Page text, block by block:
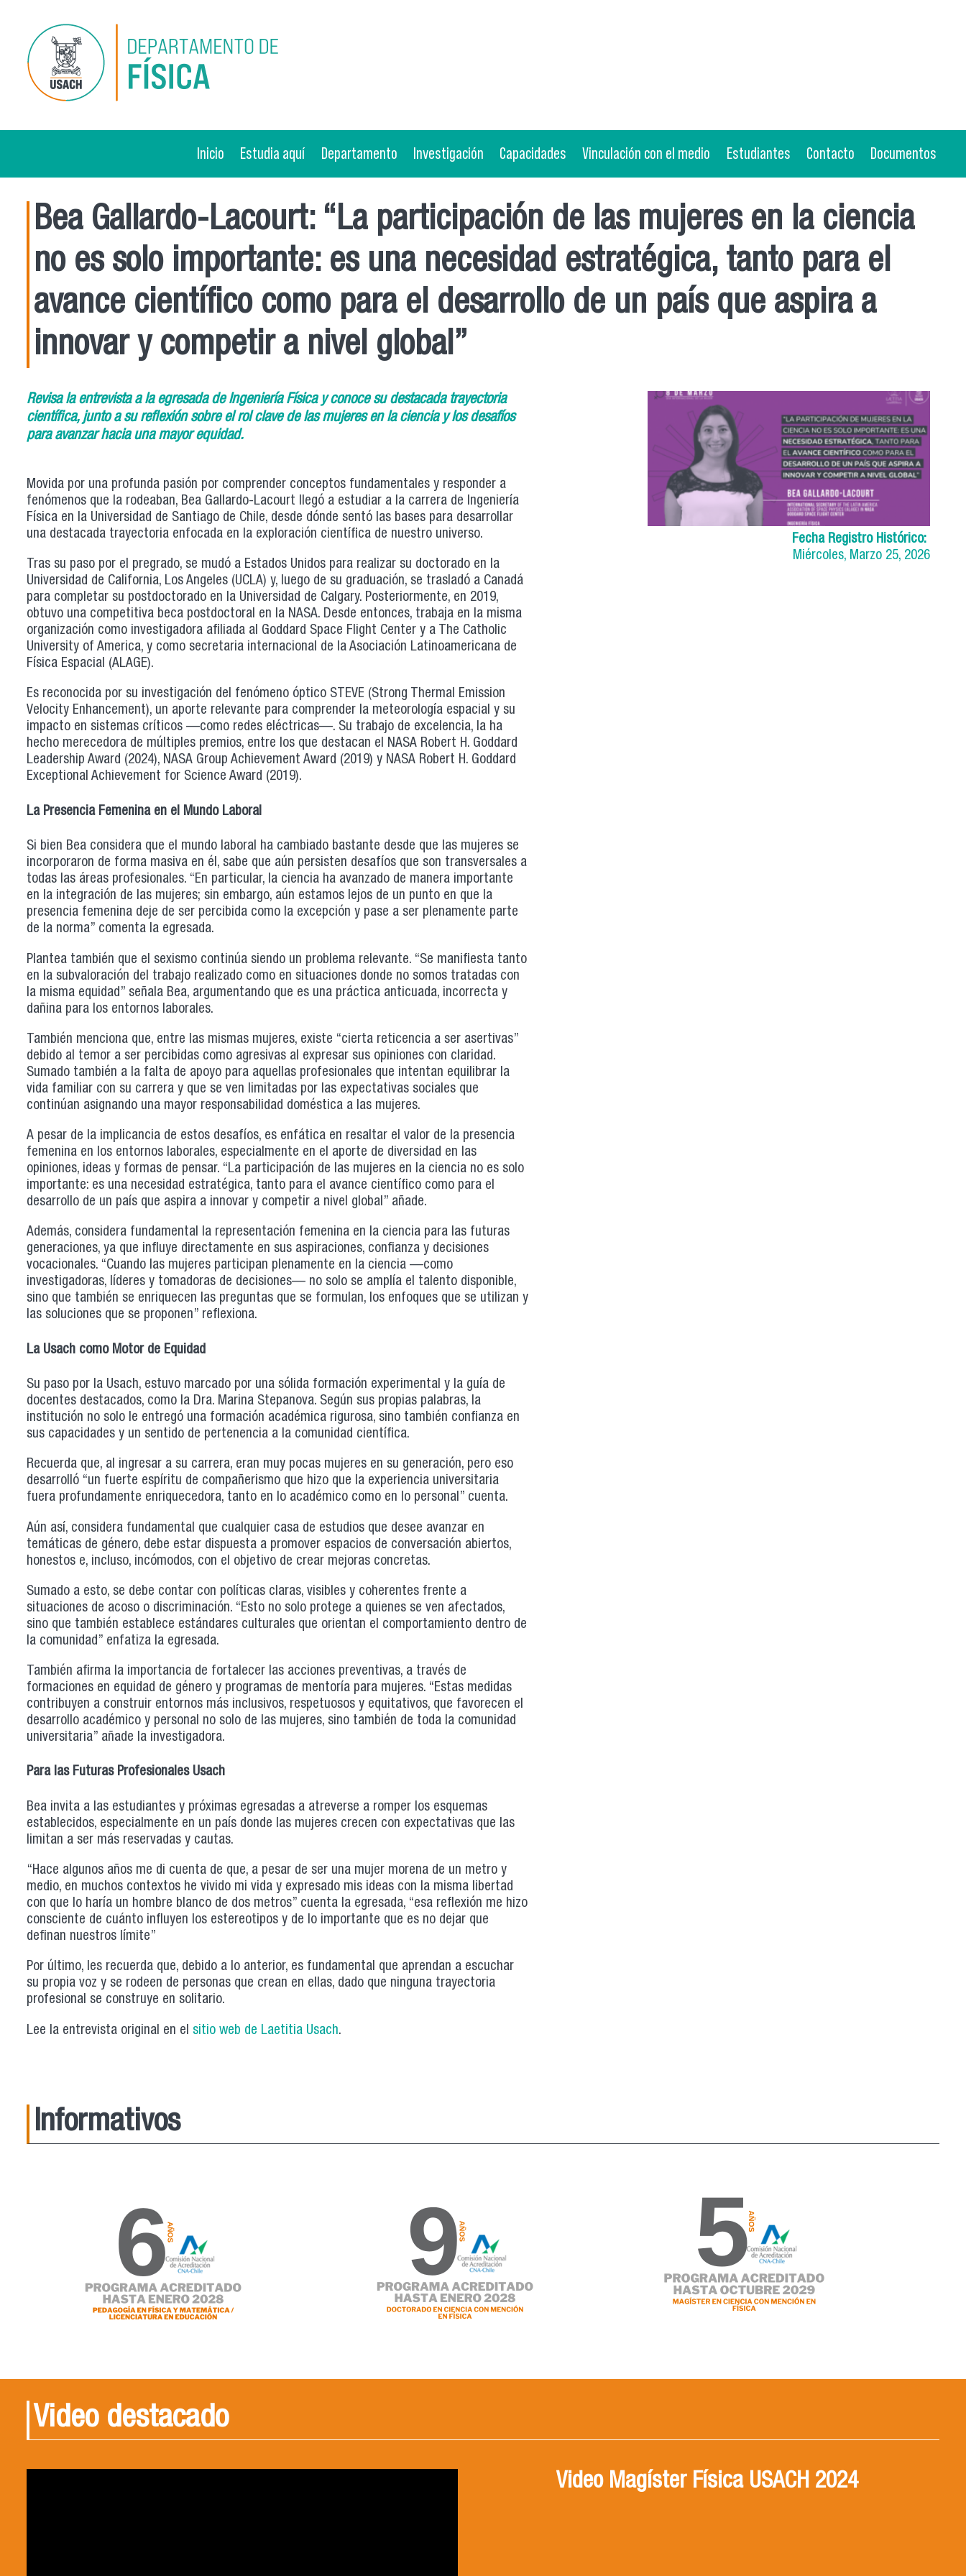
Inicio Estudia aquí Departamento Investigación Capacidades Vinculación con el medio Estudiantes Contacto Documentos
Bea Gallardo-Lacourt: “La participación de las mujeres en la ciencia
no es solo importante: es una necesidad estratégica, tanto para el
avance científico como para el desarrollo de un país que aspira a
innovar y competir a nivel global”
Revisa la entrevista a la egresada de Ingeniería Física y conoce su destacada trayectoria
científica, junto a su reflexión sobre el rol clave de las mujeres en la ciencia y los desafíos
para avanzar hacia una mayor equidad.
Movida por una profunda pasión por comprender conceptos fundamentales y responder a
fenómenos que la rodeaban, Bea Gallardo-Lacourt llegó a estudiar a la carrera de Ingeniería
Física en la Universidad de Santiago de Chile, desde dónde sentó las bases para desarrollar
una destacada trayectoria enfocada en la exploración científica de nuestro universo.
Tras su paso por el pregrado, se mudó a Estados Unidos para realizar su doctorado en la
Universidad de California, Los Angeles (UCLA) y, luego de su graduación, se trasladó a Canadá
para completar su postdoctorado en la Universidad de Calgary. Posteriormente, en 2019,
obtuvo una competitiva beca postdoctoral en la NASA. Desde entonces, trabaja en la misma
organización como investigadora afiliada al Goddard Space Flight Center y a The Catholic
University of America, y como secretaria internacional de la Asociación Latinoamericana de
Física Espacial (ALAGE).
Es reconocida por su investigación del fenómeno óptico STEVE (Strong Thermal Emission
Velocity Enhancement), un aporte relevante para comprender la meteorología espacial y su
impacto en sistemas críticos —como redes eléctricas—. Su trabajo de excelencia, la ha
hecho merecedora de múltiples premios, entre los que destacan el NASA Robert H. Goddard
Leadership Award (2024), NASA Group Achievement Award (2019) y NASA Robert H. Goddard
Exceptional Achievement for Science Award (2019).
La Presencia Femenina en el Mundo Laboral
Si bien Bea considera que el mundo laboral ha cambiado bastante desde que las mujeres se
incorporaron de forma masiva en él, sabe que aún persisten desafíos que son transversales a
todas las áreas profesionales. “En particular, la ciencia ha avanzado de manera importante
en la integración de las mujeres; sin embargo, aún estamos lejos de un punto en que la
presencia femenina deje de ser percibida como la excepción y pase a ser plenamente parte
de la norma” comenta la egresada.
Plantea también que el sexismo continúa siendo un problema relevante. “Se manifiesta tanto
en la subvaloración del trabajo realizado como en situaciones donde no somos tratadas con
la misma equidad” señala Bea, argumentando que es una práctica anticuada, incorrecta y
dañina para los entornos laborales.
También menciona que, entre las mismas mujeres, existe “cierta reticencia a ser asertivas”
debido al temor a ser percibidas como agresivas al expresar sus opiniones con claridad.
Sumado también a la falta de apoyo para aquellas profesionales que intentan equilibrar la
vida familiar con su carrera y que se ven limitadas por las expectativas sociales que
continúan asignando una mayor responsabilidad doméstica a las mujeres.
A pesar de la implicancia de estos desafíos, es enfática en resaltar el valor de la presencia
femenina en los entornos laborales, especialmente en el aporte de diversidad en las
opiniones, ideas y formas de pensar. “La participación de las mujeres en la ciencia no es solo
importante: es una necesidad estratégica, tanto para el avance científico como para el
desarrollo de un país que aspira a innovar y competir a nivel global” añade.
Además, considera fundamental la representación femenina en la ciencia para las futuras
generaciones, ya que influye directamente en sus aspiraciones, confianza y decisiones
vocacionales. “Cuando las mujeres participan plenamente en la ciencia —como
investigadoras, líderes y tomadoras de decisiones— no solo se amplía el talento disponible,
sino que también se enriquecen las preguntas que se formulan, los enfoques que se utilizan y
las soluciones que se proponen” reflexiona.
La Usach como Motor de Equidad
Su paso por la Usach, estuvo marcado por una sólida formación experimental y la guía de
docentes destacados, como la Dra. Marina Stepanova. Según sus propias palabras, la
institución no solo le entregó una formación académica rigurosa, sino también confianza en
sus capacidades y un sentido de pertenencia a la comunidad científica.
Recuerda que, al ingresar a su carrera, eran muy pocas mujeres en su generación, pero eso
desarrolló “un fuerte espíritu de compañerismo que hizo que la experiencia universitaria
fuera profundamente enriquecedora, tanto en lo académico como en lo personal” cuenta.
Aún así, considera fundamental que cualquier casa de estudios que desee avanzar en
temáticas de género, debe estar dispuesta a promover espacios de conversación abiertos,
honestos e, incluso, incómodos, con el objetivo de crear mejoras concretas.
Sumado a esto, se debe contar con políticas claras, visibles y coherentes frente a
situaciones de acoso o discriminación. “Esto no solo protege a quienes se ven afectados,
sino que también establece estándares culturales que orientan el comportamiento dentro de
la comunidad” enfatiza la egresada.
También afirma la importancia de fortalecer las acciones preventivas, a través de
formaciones en equidad de género y programas de mentoría para mujeres. “Estas medidas
contribuyen a construir entornos más inclusivos, respetuosos y equitativos, que favorecen el
desarrollo académico y personal no solo de las mujeres, sino también de toda la comunidad
universitaria” añade la investigadora.
Para las Futuras Profesionales Usach
Bea invita a las estudiantes y próximas egresadas a atreverse a romper los esquemas
establecidos, especialmente en un país donde las mujeres crecen con expectativas que las
limitan a ser más reservadas y cautas.
“Hace algunos años me di cuenta de que, a pesar de ser una mujer morena de un metro y
medio, en muchos contextos he vivido mi vida y expresado mis ideas con la misma libertad
con que lo haría un hombre blanco de dos metros” cuenta la egresada, “esa reflexión me hizo
consciente de cuánto influyen los estereotipos y de lo importante que es no dejar que
definan nuestros límite”
Por último, les recuerda que, debido a lo anterior, es fundamental que aprendan a escuchar
su propia voz y se rodeen de personas que crean en ellas, dado que ninguna trayectoria
profesional se construye en solitario.
Lee la entrevista original en el sitio web de Laetitia Usach.
Fecha Registro Histórico:
Miércoles, Marzo 25, 2026
Informativos
Video destacado
Video Magíster Física USACH 2024